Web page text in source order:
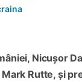
Nicușor
Mark Rutte, și